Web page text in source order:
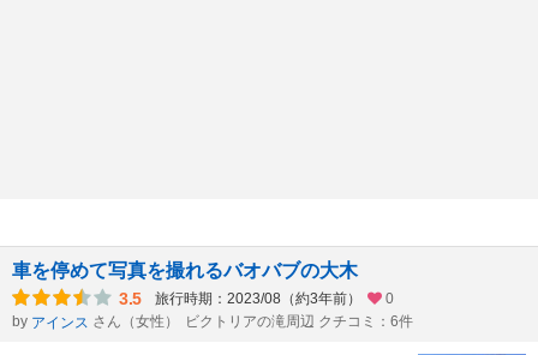
車を停めて写真を撮れるバオバブの大木
3.5 旅行時期：2023/08（約3年前）
0
by アインス さん（女性） ビクトリアの滝周辺 クチコミ：6件